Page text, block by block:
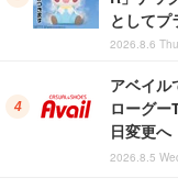
としてプ
2026.8.6
アベイル
ローグー
日変更へ
2026.8.5